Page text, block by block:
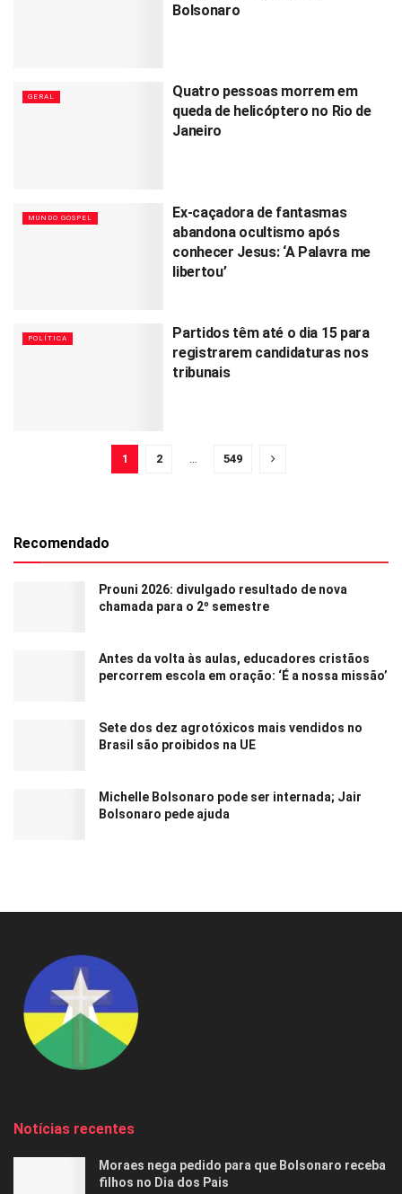
Bolsonaro
GERAL
Quatro pessoas morrem em
queda de helicóptero no Rio de
Janeiro
MUNDO GOSPEL
Ex-caçadora de fantasmas
abandona ocultismo após
conhecer Jesus: ‘A Palavra me
libertou’
POLÍTICA
Partidos têm até o dia 15 para
registrarem candidaturas nos
tribunais
1 2 549
Recomendado
Prouni 2026: divulgado resultado de nova
chamada para o 2º semestre
Antes da volta às aulas, educadores cristãos
percorrem escola em oração: ‘É a nossa missão’
Sete dos dez agrotóxicos mais vendidos no
Brasil são proibidos na UE
Michelle Bolsonaro pode ser internada; Jair
Bolsonaro pede ajuda
Notícias recentes
Moraes nega pedido para que Bolsonaro receba
filhos no Dia dos Pais